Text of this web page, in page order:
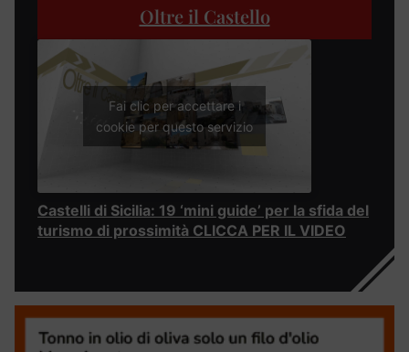
Oltre il Castello
Fai clic per accettare i
cookie per questo servizio
Castelli di Sicilia: 19 ‘mini guide’ per la sfida del
turismo di prossimità CLICCA PER IL VIDEO